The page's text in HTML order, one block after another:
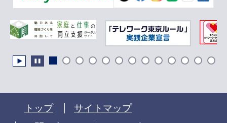
トップ
サイトマップ